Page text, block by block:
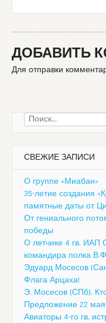
ДОБАВИТЬ
Для отправки
Найти:
СВЕЖИЕ ЗАПИСИ
О группе «Миабан»
35-летие создания
памятные даты от
От гениального
победы
О летчике 4 гв. ИАП
командира полка
Эдуард Мосесов
Флага Арцаха!
Э. Мосесов (СПб).
Предложение 22 мая
Авиаторы 4-го гв.